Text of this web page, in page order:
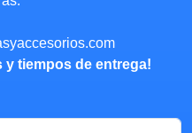
tiempos de entrega!